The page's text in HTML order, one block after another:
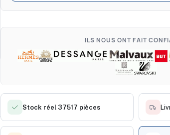
ILS NOUS ONT FAIT
Stock réel 37517 pièces